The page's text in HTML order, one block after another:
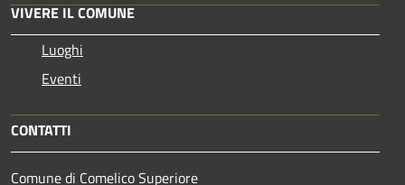
VIVERE IL COMUNE
Luoghi
Eventi
CONTATTI
Comune di Comelico Superiore